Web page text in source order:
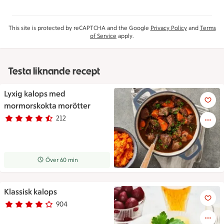
This site is protected by reCAPTCHA and the Google Privacy Policyand Terms
of Service apply.
Testa liknande recept
Lyxig kalops med
mormorskokta morötter
Betyg 4.7 av 5. 212
212 personer har röstat
Receptet tar Över 60 min att tillaga
Över 60 min
Lyxig kalops med
Klassisk kalops
Betyg 4 av 5.
904
904 personer har röstat
Klassisk kalops